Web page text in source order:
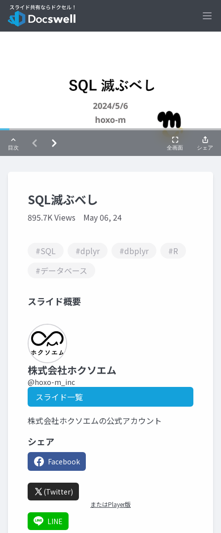
SQL滅ぶべし
895.7K Views May 06, 24
#SQL #dplyr #dbplyr
#R
#データベース
スライド概要
株式会社ホクソエム
@hoxo-m_inc
スライド一覧
株式会社ホクソエムの公式アカウント
シェア
Facebook
(Twitter)
またはPlayer版
LINE